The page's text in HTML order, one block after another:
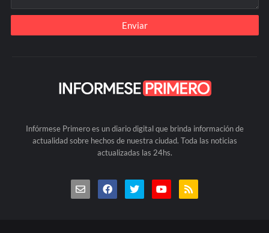
Infórmese Primero es un diario digital que brinda información de
actualidad sobre hechos de nuestra ciudad. Toda las noticias
actualizadas las 24hs.